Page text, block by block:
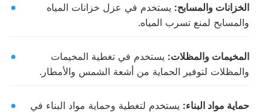
الخزانات والمسابح: يستخدم في عزل خزانات المياه
والمسابح لمنع تسرب المياه.
المخيمات والمظلات: يستخدم في تغطية المخيمات
والمظلات لتوفير الحماية من أشعة الشمس والأمطار.
حماية مواد البناء: يستخدم لتغطية وحماية مواد البناء في